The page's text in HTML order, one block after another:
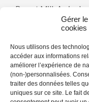
Gérer
cookies
Nous utilisons des
accéder aux informations
améliorer l’expérience de
(non-)personnalisées.
traiter des données telles
uniques sur ce site. Le fait
Breast Milk Arrivals
Policy
Terms & Conditions
Privacy Policy